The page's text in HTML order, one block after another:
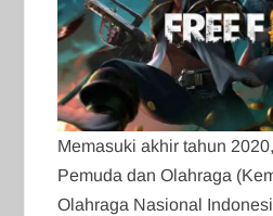
Memasuki akhir tahun
Pemuda dan Olahraga
Olahraga Nasional